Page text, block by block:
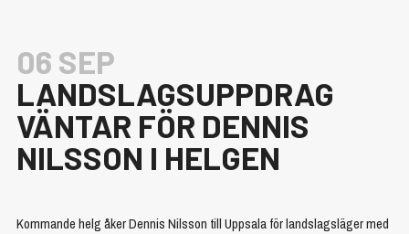
06 SEP
LANDSLAGSUPPDRAG
VÄNTAR FÖR DENNIS
NILSSON I HELGEN
Kommande helg åker Dennis Nilsson till Uppsala för landslagsläger med